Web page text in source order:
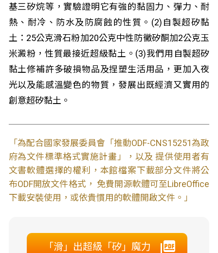
基三矽烷等，實驗證明它有強的黏固力、彈力、耐
熱、耐冷、防水及防腐蝕的性質。(2)自製超矽黏
土：25公克滑石粉加20公克中性防黴矽酮加2公克玉
米澱粉，性質最接近超級黏土。(3)我們用自製超矽
黏土修補許多破損物品及捏塑生活用品，更加入夜
光以及能感溫變色的物質，發展出既經濟又實用的
創意超矽黏土。
「為配合國家發展委員會「推動ODF-CNS15251為政
府為文件標準格式實施計畫」，以及 提供使用者有
文書軟體選擇的權利，本館檔案下載部分文件將公
布ODF開放文件格式， 免費開源軟體可至LibreOffice
下載安裝使用，或依貴慣用的軟體開啟文件。」
「滑」出超級「矽」魔力